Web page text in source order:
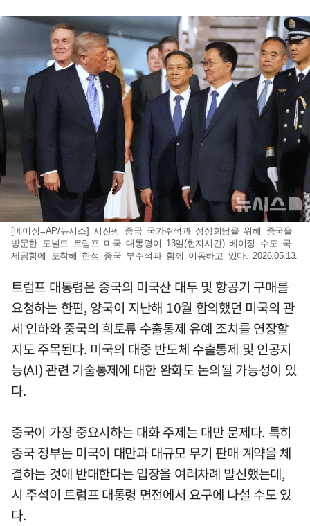
[베이징=AP/뉴시스] 시진핑 중국 국가주석과 정상회담을 위해 중국을
방문한 도널드 트럼프 미국 대통령이 13일(현지시간) 베이징 수도 국
제공항에 도착해 한정 중국 부주석과 함께 이동하고 있다. 2026.05.13.
트럼프 대통령은 중국의 미국산 대두 및 항공기 구매를
요청하는 한편, 양국이 지난해 10월 합의했던 미국의 관
세 인하와 중국의 희토류 수출통제 유예 조치를 연장할
지도 주목된다. 미국의 대중 반도체 수출통제 및 인공지
능(AI) 관련 기술통제에 대한 완화도 논의될 가능성이 있
다.
중국이 가장 중요시하는 대화 주제는 대만 문제다. 특히
중국 정부는 미국이 대만과 대규모 무기 판매 계약을 체
결하는 것에 반대한다는 입장을 여러차례 발신했는데,
시 주석이 트럼프 대통령 면전에서 요구에 나설 수도 있
다.